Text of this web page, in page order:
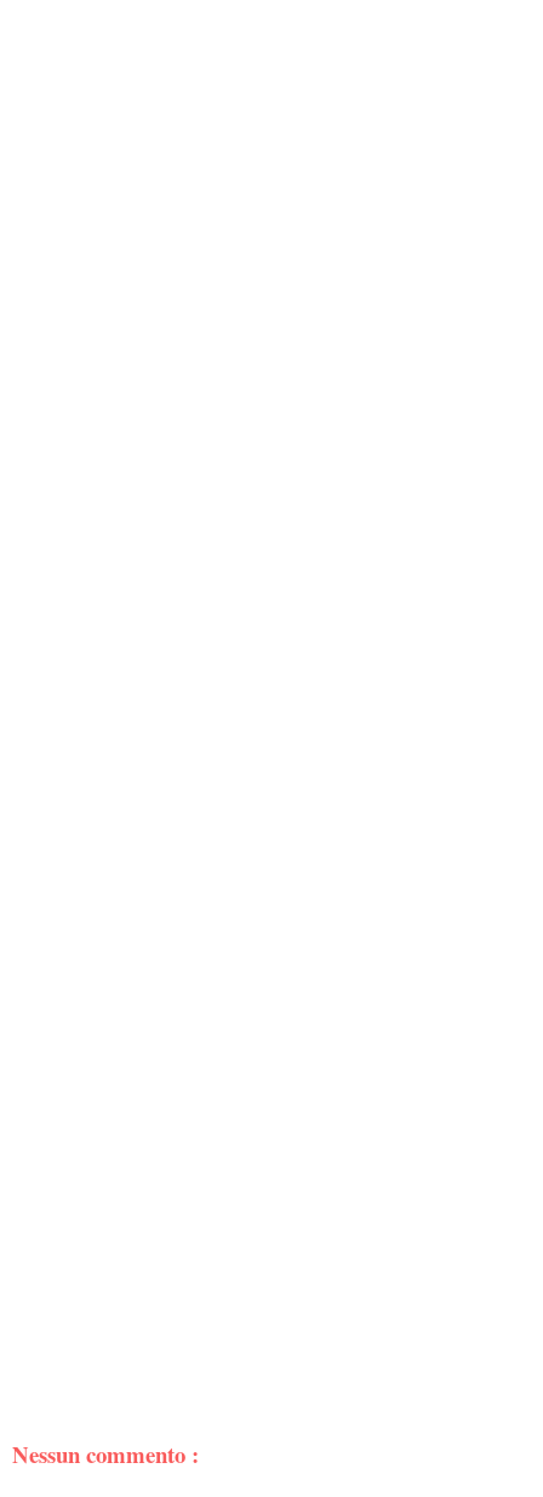
Nessun commento :